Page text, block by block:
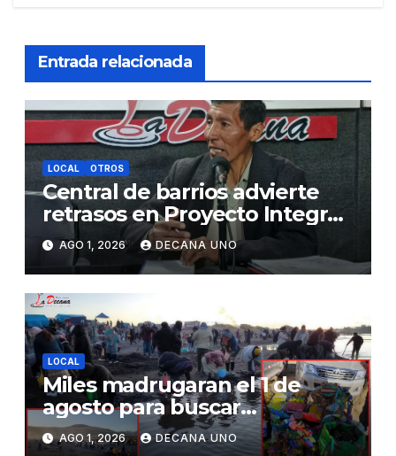
Entrada relacionada
LOCAL OTROS
Central de barrios advierte
retrasos en Proyecto Integral
de Agua y Alcantarillado para
Juliaca
AGO 1, 2026 DECANA UNO
LOCAL
Miles madrugaran el 1 de
agosto para buscar
piedrecillas en los ríos y
AGO 1, 2026 DECANA UNO